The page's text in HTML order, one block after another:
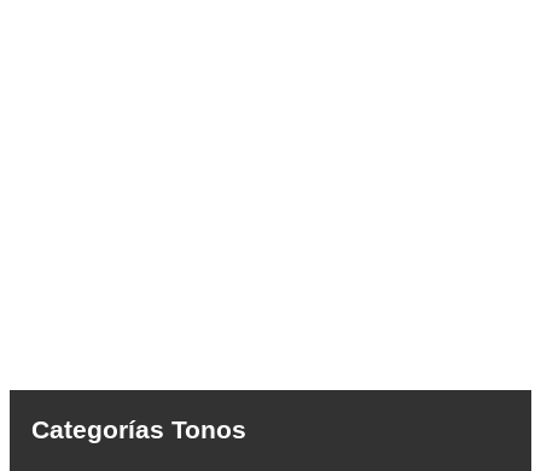
Categorías Tonos